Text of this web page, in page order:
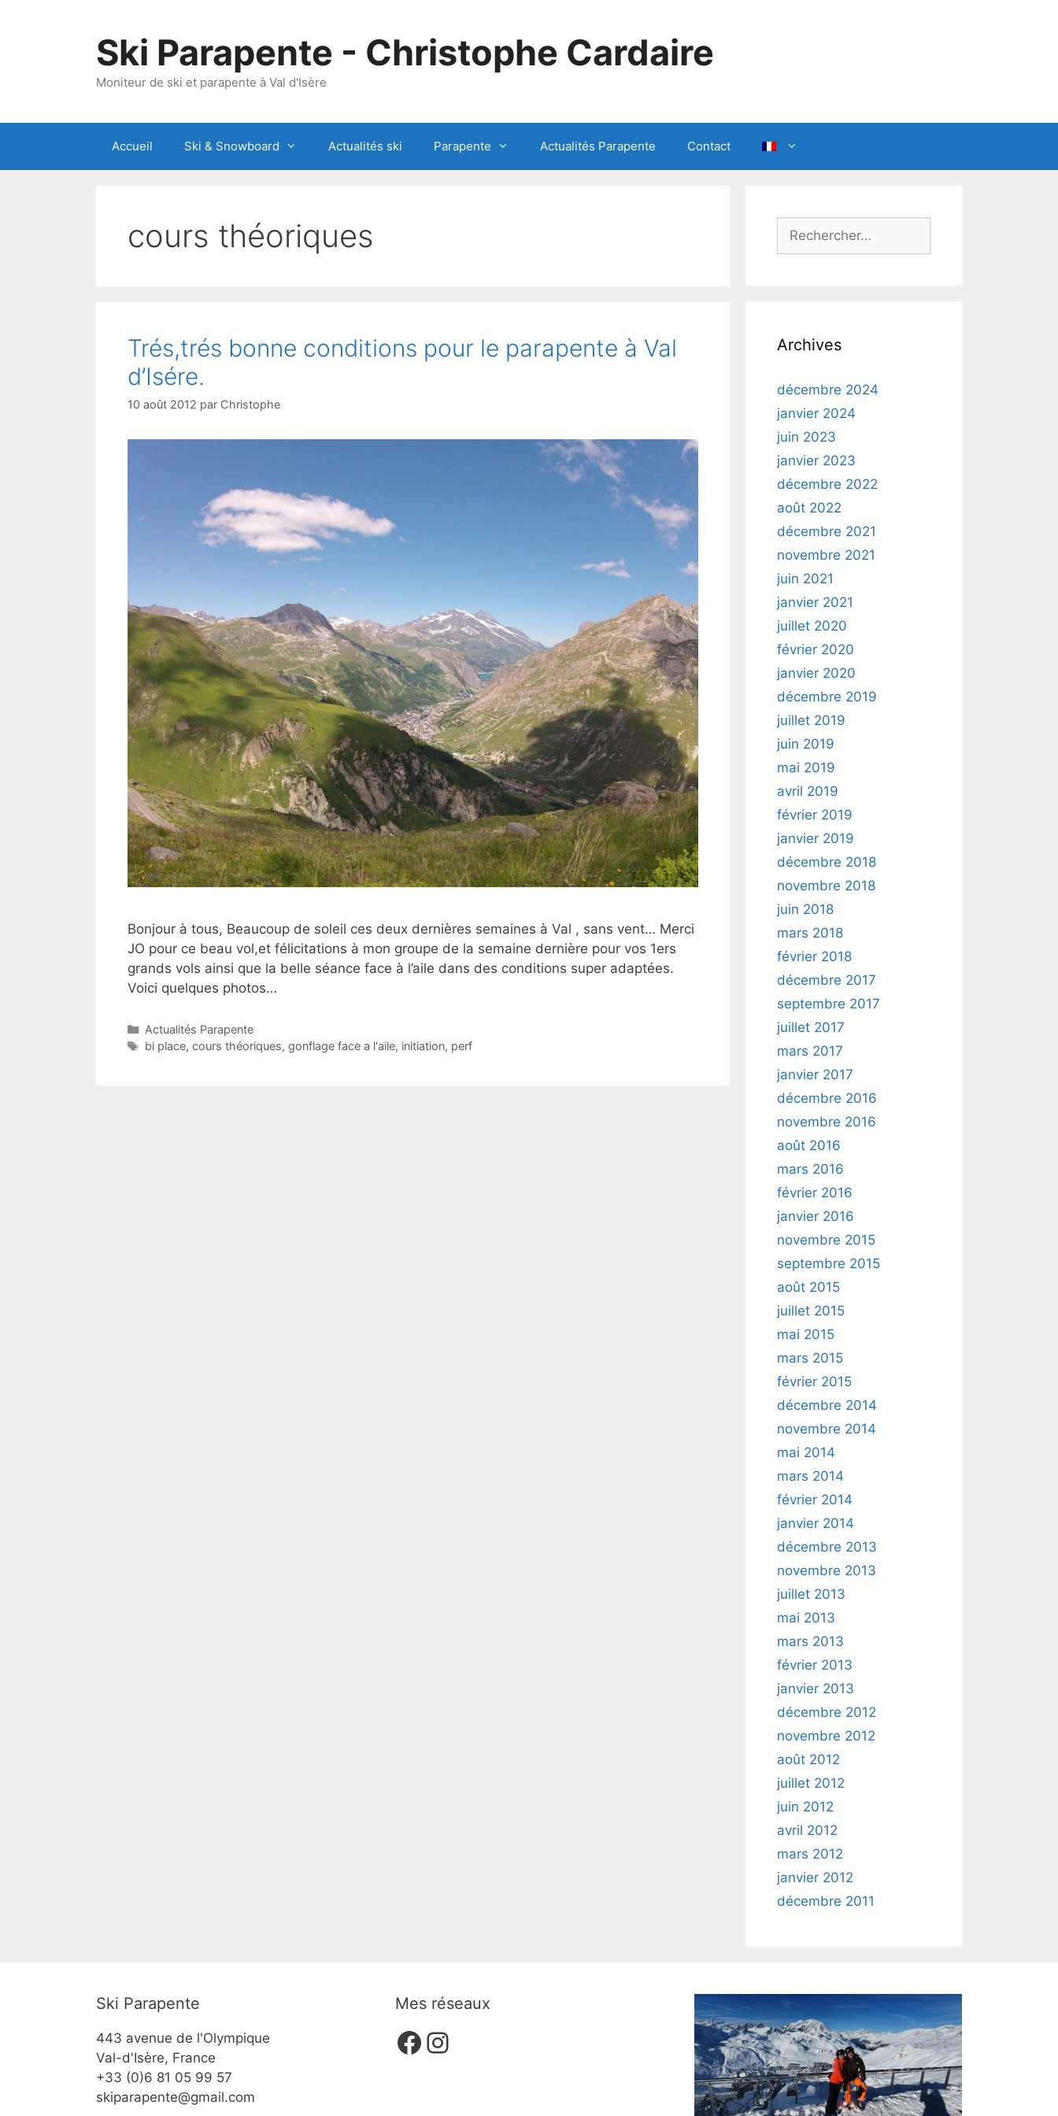
Ski Parapente - Christophe Cardaire
Moniteur de ski et parapente à Val d'Isère
Accueil Ski & Snowboard Actualités ski Parapente Actualités Parapente Contact
cours théoriques
Trés,trés bonne conditions pour le parapente à Val
d’Isére.
10 août 2012 par Christophe
Bonjour à tous, Beaucoup de soleil ces deux dernières semaines à Val , sans vent… Merci
JO pour ce beau vol,et félicitations à mon groupe de la semaine dernière pour vos 1ers
grands vols ainsi que la belle séance face à l’aile dans des conditions super adaptées.
Voici quelques photos…
Catégories
Actualités Parapente
Étiquettes
bi place, cours théoriques, gonflage face a l'aile, initiation, perf
Rechercher :
Archives
décembre 2024
janvier 2024
juin 2023
janvier 2023
décembre 2022
août 2022
décembre 2021
novembre 2021
juin 2021
janvier 2021
juillet 2020
février 2020
janvier 2020
décembre 2019
juillet 2019
juin 2019
mai 2019
avril 2019
février 2019
janvier 2019
décembre 2018
novembre 2018
juin 2018
mars 2018
février 2018
décembre 2017
septembre 2017
juillet 2017
mars 2017
janvier 2017
décembre 2016
novembre 2016
août 2016
mars 2016
février 2016
janvier 2016
novembre 2015
septembre 2015
août 2015
juillet 2015
mai 2015
mars 2015
février 2015
décembre 2014
novembre 2014
mai 2014
mars 2014
février 2014
janvier 2014
décembre 2013
novembre 2013
juillet 2013
mai 2013
mars 2013
février 2013
janvier 2013
décembre 2012
novembre 2012
août 2012
juillet 2012
juin 2012
avril 2012
mars 2012
janvier 2012
décembre 2011
Ski Parapente
443 avenue de l'Olympique
Val-d'Isère, France
+33 (0)6 81 05 99 57
skiparapente@gmail.com
Mes réseaux
Facebook
Instagram